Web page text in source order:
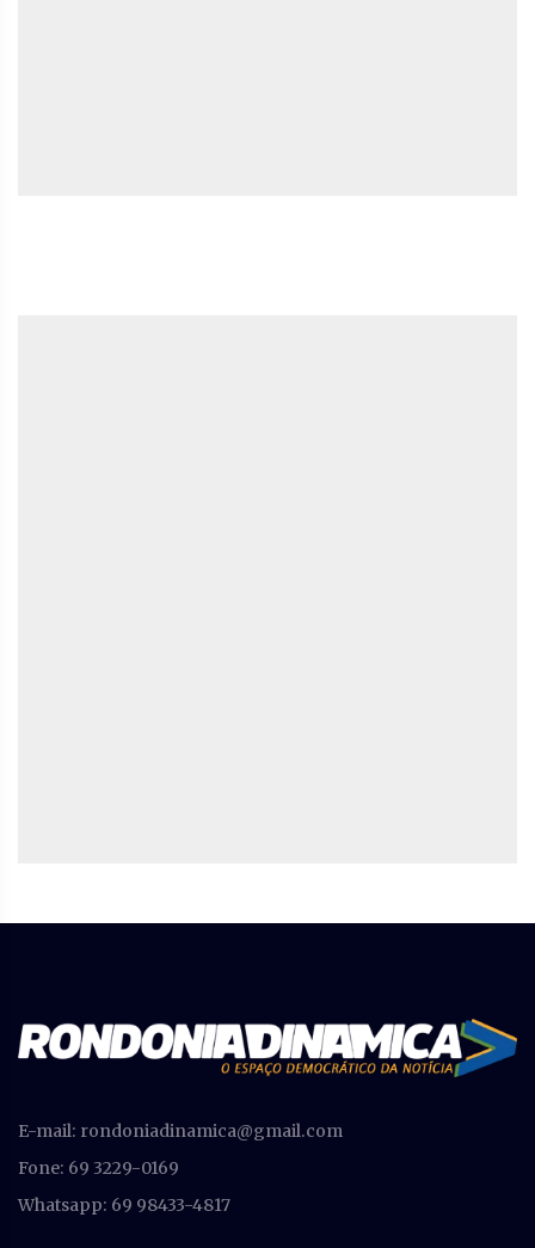
E-mail: rondoniadinamica@gmail.com
Fone: 69 3229-0169
Whatsapp: 69 98433-4817